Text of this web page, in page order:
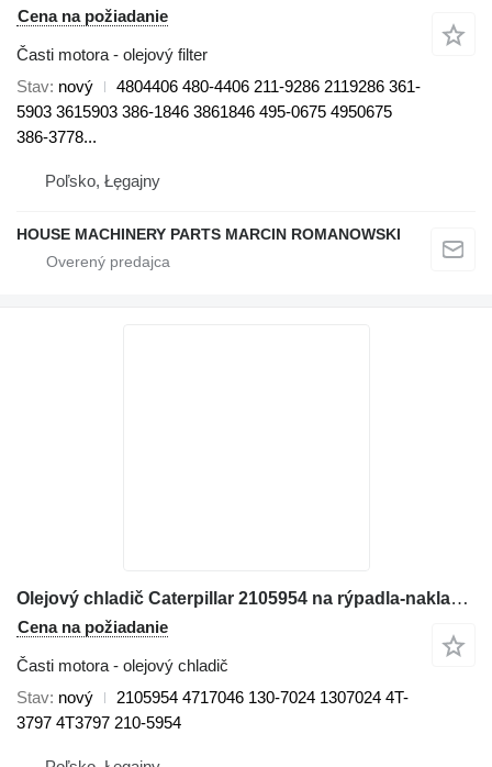
Cena na požiadanie
Časti motora - olejový filter
Stav nový
4804406 480-4406 211-9286 2119286 361-
5903 3615903 386-1846 3861846 495-0675 4950675
386-3778...
Poľsko, Łęgajny
HOUSE MACHINERY PARTS MARCIN ROMANOWSKI
Olejový chladič Caterpillar 2105954 na rýpadla-nakladača Caterpillar 414E, 416E, 420E, 422E, 428E, 430E, 432E, 434E, 442E, 444E
Cena na požiadanie
Časti motora - olejový chladič
Stav nový
2105954 4717046 130-7024 1307024 4T-
3797 4T3797 210-5954